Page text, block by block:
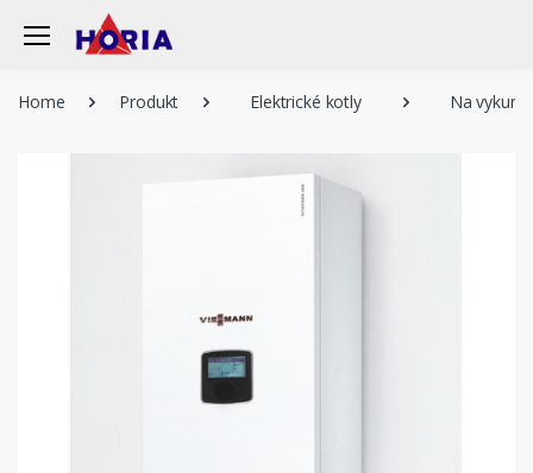
Home Produkt Elektrické kotly Na